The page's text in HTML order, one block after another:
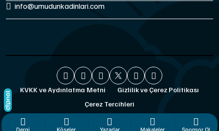
info@umudunkadinlari.com
KVKK ve Aydınlatma Metni
Gizlilik ve Çerez Politikası
Çerez Tercihleri